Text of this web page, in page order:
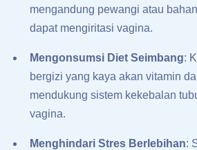
mengandung pewangi atau
dapat mengiritasi vagina.
Mengonsumsi Diet Seimbang:
bergizi yang kaya akan vitamin
mendukung sistem kekebalan
vagina.
Menghindari Stres Berlebihan: